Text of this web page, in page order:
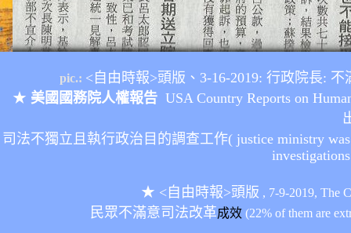
pic.: <自由時報>頭版 、3-16-2019:行政院長: 不
★ 美國國務院人權報告 USA Country Reports on
司法不獨立且執行政治目的調查工作( justice ministry
★ <自由時報>頭版 , 7-9-2019, The
民眾不滿意司法改革成效 (22% of them are